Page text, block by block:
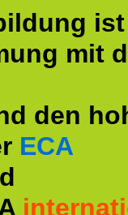
mit
den
ECA